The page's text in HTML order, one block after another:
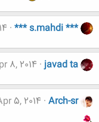
*** s.mahdi ***
javad ta
8, 2014
Arch-sr
5, 2014